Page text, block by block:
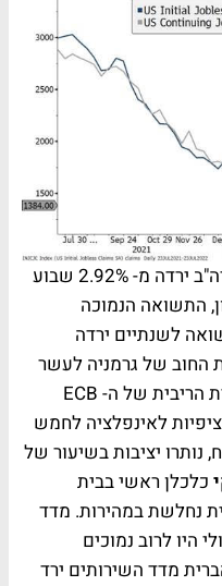
התשואה לפדיון לעשר שנים בארה"ב ירדה מ- 2.92% שבוע
האחרון, התשואה הנמוכה
לשנתיים ירדה
איגרת החוב של גרמניה לעשר
שנים ירדה אף היא, למרות שעליית הריבית של ה- ECB
לאינפלציה לחמש
נותרו יציבות בשיעור של
כלכלן ראשי בבית
נחלשת במהירות. מדד
היו לרוב נמוכים
מדד השירותים ירד